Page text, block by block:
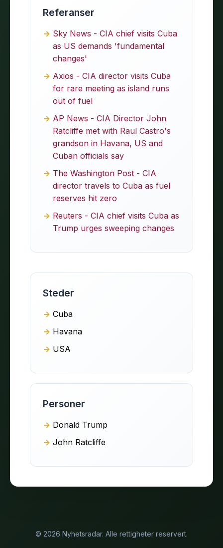
Referanser
Sky News - CIA chief visits Cuba
as US demands 'fundamental
changes'
Axios - CIA director visits Cuba
for rare meeting as island runs
out of fuel
AP News - CIA Director John
Ratcliffe met with Raul Castro's
grandson in Havana, US and
Cuban officials say
The Washington Post - CIA
director travels to Cuba as fuel
reserves hit zero
Reuters - CIA chief visits Cuba as
Trump urges sweeping changes
Steder
Cuba
Havana
USA
Personer
Donald Trump
John Ratcliffe
© 2026 Nyhetsradar. Alle rettigheter reservert.